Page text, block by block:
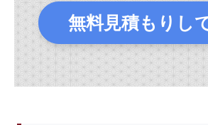
無料見積もりし